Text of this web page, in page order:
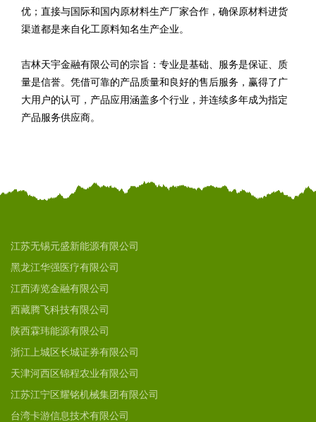
优；直接与国际和国内原材料生产厂家合作，确保原材料进货
渠道都是来自化工原料知名生产企业。
吉林天宇金融有限公司的宗旨：专业是基础、服务是保证、质
量是信誉。凭借可靠的产品质量和良好的售后服务，赢得了广
大用户的认可，产品应用涵盖多个行业，并连续多年成为指定
产品服务供应商。
江苏无锡元盛新能源有限公司
黑龙江华强医疗有限公司
江西涛览金融有限公司
西藏腾飞科技有限公司
陕西霖玮能源有限公司
浙江上城区长城证券有限公司
天津河西区锦程农业有限公司
江苏江宁区耀铭机械集团有限公司
台湾卡游信息技术有限公司